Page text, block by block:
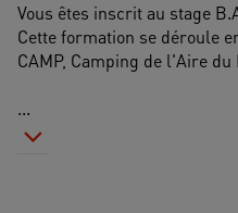
Vous êtes inscrit au stage
Cette formation se déroule
CAMP, Camping de l'Aire du
...